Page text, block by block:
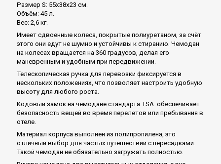
Размер S: 55x38x23 см.
Объём: 45 л.
Вес: 2,6 кг.
Имеет сдвоенные колеса, покрытые полиуретаном, за счёт
этого они едут не шумно и устойчивы к стиранию. Чемодан
на колесах вращается на 360 градусов, делая его
маневренным и удобным при передвижении.
Телескопическая ручка для перевозки фиксируется в
нескольких положениях, что позволяет настроить удобную
высоту для любого роста.
Кодовый замок на чемодане стандарта TSA обеспечивает
безопасность вещей во время перелетов или пребывания в
отеле.
Материал корпуса выполнен из полипропилена, это
отличный выбор для частых путешествий с пересадками.
Такой чемодан не обязательно загружать полностью.